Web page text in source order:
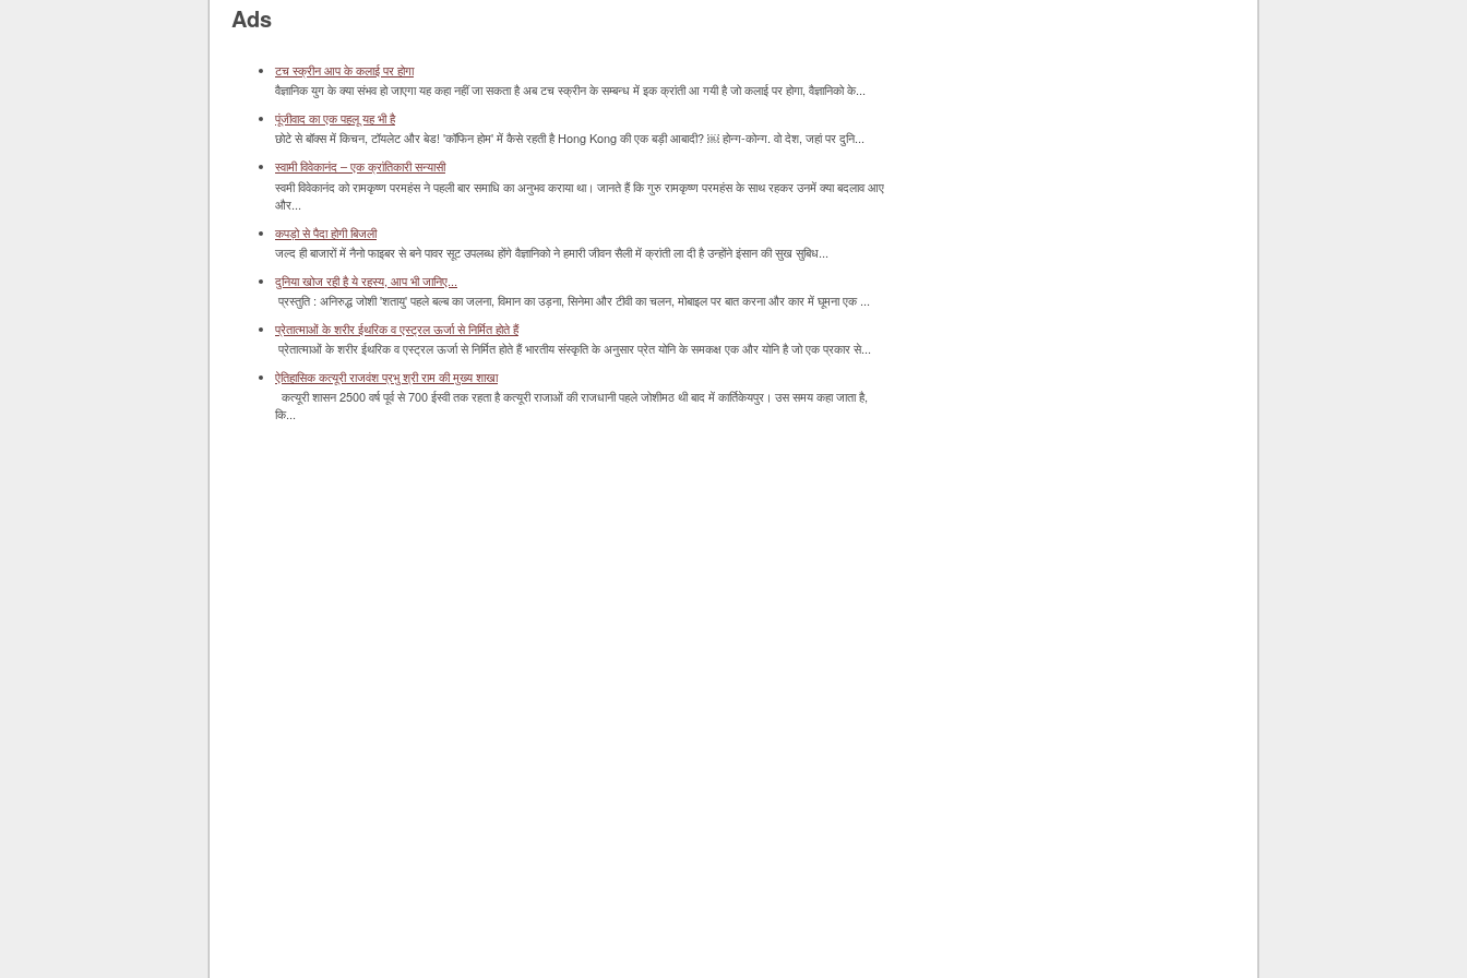
Ads
टच स्क्रीन आप के कलाई पर होगा
वैज्ञानिक युग के क्या संभव हो जाएगा यह कहा नहीं जा सकता है अब टच स्क्रीन के सम्बन्ध में इक क्रांती आ गयी है जो कलाई पर होगा, वैज्ञानिको के...
पूंजीवाद का एक पहलू यह भी है
छोटे से बॉक्‍स में किचन, टॉयलेट और बेड! 'कॉफिन होम' में कैसे रहती है Hong Kong की एक बड़ी आबादी? ￼ होन्ग-कोन्ग. वो देश, जहां पर दुनि...
स्वामी विवेकानंद – एक क्रांतिकारी सन्यासी
स्वमी विवेकानंद को रामकृष्ण परमहंस ने पहली बार समाधि का अनुभव कराया था। जानते हैं कि गुरु रामकृष्ण परमहंस के साथ रहकर उनमें क्या बदलाव आए
और...
कपड़ो से पैदा होगी बिजली
जल्द ही बाजारों में नैनो फाइबर से बने पावर सूट उपलब्ध होंगे वैज्ञानिको ने हमारी जीवन सैली में क्रांती ला दी है उन्होंने इंसान की सुख सुबिध...
दुनिया खोज रही है ये रहस्य, आप भी जानिए...
प्रस्तुति : अनिरुद्ध जोशी 'शतायु' पहले बल्ब का जलना, विमान का उड़ना, सिनेमा और टीवी का चलन, मोबाइल पर बात करना और कार में घूमना एक ...
प्रेतात्माओं के शरीर ईथरिक व एस्ट्रल ऊर्जा से निर्मित होते हैं
प्रेतात्माओं के शरीर ईथरिक व एस्ट्रल ऊर्जा से निर्मित होते हैं भारतीय संस्कृति के अनुसार प्रेत योनि के समकक्ष एक और योनि है जो एक प्रकार से...
ऐतिहासिक कत्यूरी राजवंश प्रभु श्री राम की मुख्य शाखा
कत्यूरी शासन 2500 वर्ष पूर्व से 700 ईस्वी तक रहता है कत्यूरी राजाओं की राजधानी पहले जोशीमठ थी बाद में कार्तिकेयपुर। उस समय कहा जाता है,
कि...